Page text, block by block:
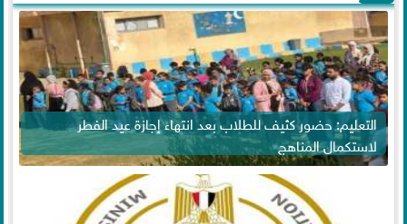
التعليم: حضور كثيف للطلاب بعد انتهاء إجازة عيد الفطر
لاستكمال المناهج